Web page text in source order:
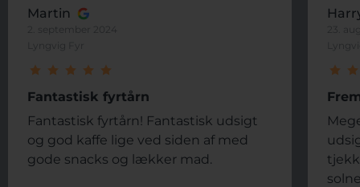
Martin
Fantastisk fyrtårn
Fantastisk fyrtårn! Fantastisk udsigt
og god kaffe lige ved siden af ​​med
gode snacks og lækker mad.